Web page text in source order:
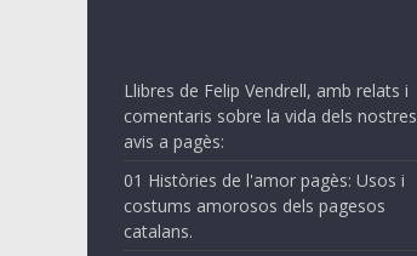
Llibres de Felip Vendrell, amb relats i
comentaris sobre la vida dels nostres
avis a pagès:
01 Històries de l'amor pagès: Usos i
costums amorosos dels pagesos
catalans.